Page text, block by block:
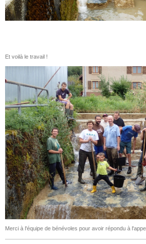
Et voilà le travail !
Merci à l'équipe de bénévoles pour avoir répondu à